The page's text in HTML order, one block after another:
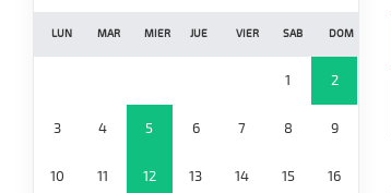
LUN MAR MIER JUE VIER SAB DOM
1 2
3 4 5 6 7 8 9
10 11 12 13 14 15 16